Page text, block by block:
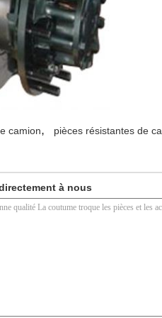
camion, pièces résistantes de
à nous